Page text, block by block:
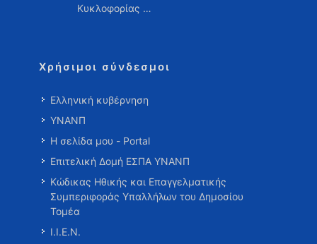
Κυκλοφορίας …
Χρήσιμοι σύνδεσμοι
Ελληνική κυβέρνηση
ΥΝΑΝΠ
Η σελίδα μου - Portal
Επιτελική Δομή ΕΣΠΑ ΥΝΑΝΠ
Κώδικας Ηθικής και Επαγγελματικής
Συμπεριφοράς Υπαλλήλων του Δημοσίου
Τομέα
Ι.Ι.Ε.Ν.